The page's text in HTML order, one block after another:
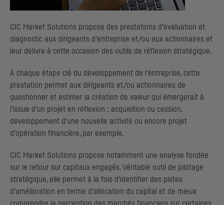
CIC Market Solutions propose des prestations d’évaluation et
diagnostic aux dirigeants d’entreprise et/ou aux actionnaires et
leur délivre à cette occasion des outils de réflexion stratégique.
À chaque étape clé du développement de l’entreprise, cette
prestation permet aux dirigeants et/ou actionnaires de
questionner et estimer la création de valeur qui émergerait à
l’issue d’un projet en réflexion : acquisition ou cession,
développement d’une nouvelle activité ou encore projet
d’opération financière, par exemple.
CIC Market Solutions propose notamment une analyse fondée
sur le retour sur capitaux engagés. Véritable outil de pilotage
stratégique, elle permet à la fois d’identifier des pistes
d’amélioration en terme d’allocation du capital et de mieux